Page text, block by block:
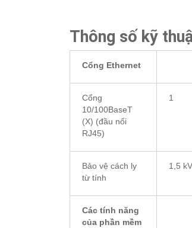
Thông số kỹ
Cổng Ethernet
Cổng
10/100BaseT
(X) (đầu nối
RJ45)
1
Bảo vệ cách ly
từ tính
1,5
Các tính năng
của phần mềm